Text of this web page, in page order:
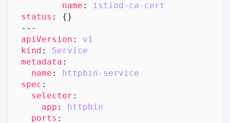
name :
istiod-ca-cert
status :
{}
---
apiVersion :
v1
kind :
Service
metadata :
name :
httpbin-service
spec :
selector :
app :
httpbin
ports :